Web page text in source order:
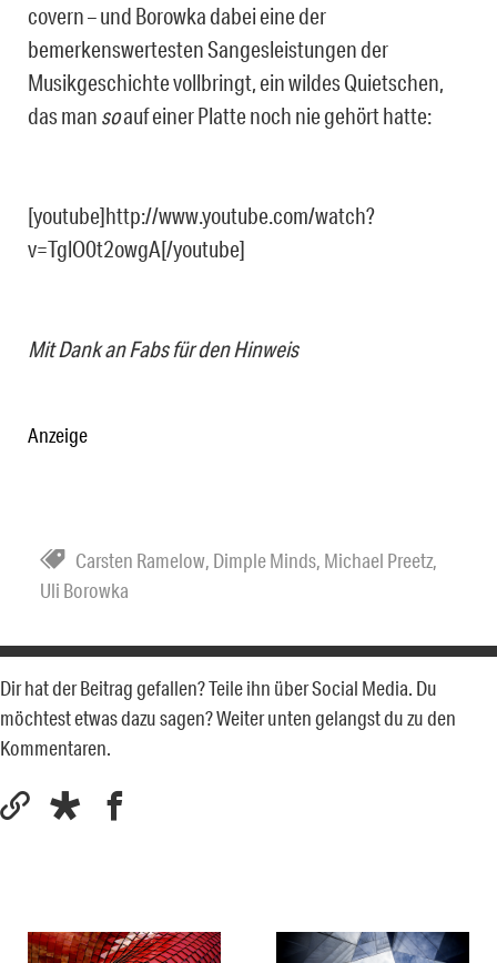
covern – und Borowka dabei eine der
bemerkenswertesten Sangesleistungen der
Musikgeschichte vollbringt, ein wildes Quietschen,
das man soauf einer Platte noch nie gehört hatte:
[youtube]http://www.youtube.com/watch?
v=TglO0t2owgA[/youtube]
Mit Dank an Fabs für den Hinweis
Anzeige
Carsten Ramelow, Dimple Minds, Michael Preetz,
Uli Borowka
Dir hat der Beitrag gefallen? Teile ihn über Social Media. Du
möchtest etwas dazu sagen? Weiter unten gelangst du zu den
Kommentaren.